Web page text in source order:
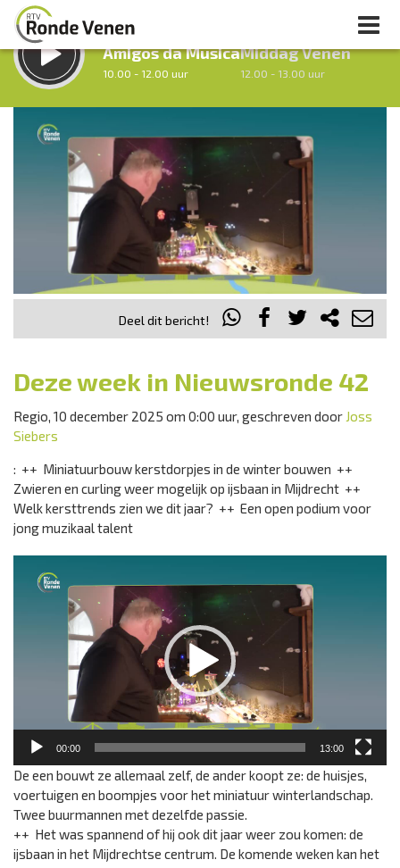
LUISTER LIVE:
Amigos da Musica
10.00 - 12.00 uur
Middag Venen
12.00 - 13.00 uur
uur 1 van 0
Deel dit bericht!
Deze week in Nieuwsronde 42
Regio, 10 december 2025 om 0:00 uur, geschreven door Joss
Siebers
: ++ Miniatuurbouw kerstdorpjes in de winter bouwen ++
Zwieren en curling weer mogelijk op ijsbaan in Mijdrecht ++
Welk kersttrends zien we dit jaar? ++ Een open podium voor
jong muzikaal talent
00:00 13:00
De een bouwt ze allemaal zelf, de ander koopt ze: de huisjes,
voertuigen en boompjes voor het miniatuur winterlandschap.
Twee buurmannen met dezelfde passie.
++ Het was spannend of hij ook dit jaar weer zou komen: de
ijsbaan in het Mijdrechtse centrum. De komende weken kan het